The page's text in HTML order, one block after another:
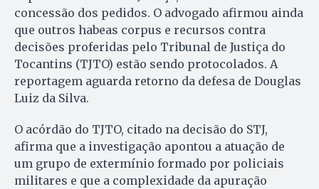
concessão dos pedidos. O advogado afirmou ainda
que outros habeas corpus e recursos contra
decisões proferidas pelo Tribunal de Justiça do
Tocantins (TJTO) estão sendo protocolados. A
reportagem aguarda retorno da defesa de Douglas
Luiz da Silva.
O acórdão do TJTO, citado na decisão do STJ,
afirma que a investigação apontou a atuação de
um grupo de extermínio formado por policiais
militares e que a complexidade da apuração